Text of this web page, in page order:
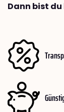
Dann bist